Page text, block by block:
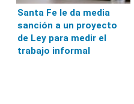
Santa Fe le da media
sanción a un proyecto
de Ley para medir el
trabajo informal